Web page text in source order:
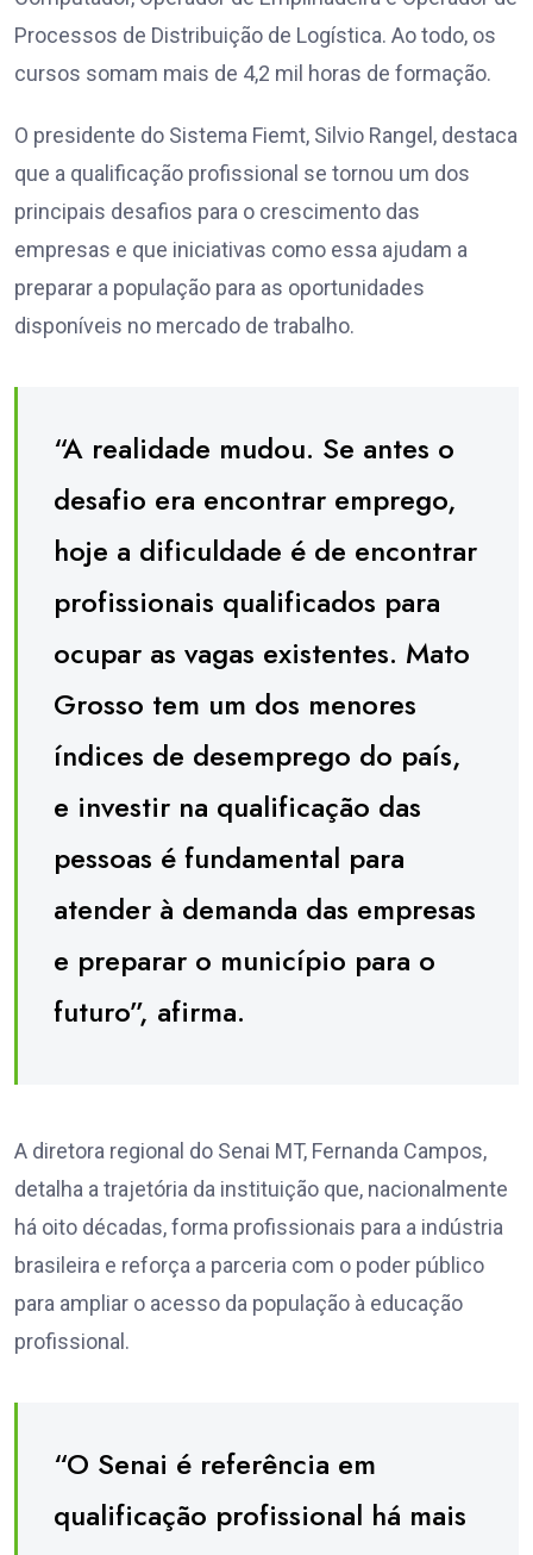
Processos de Distribuição de Logística. Ao todo, os
cursos somam mais de 4,2 mil horas de formação.
O presidente do Sistema Fiemt, Silvio Rangel, destaca
que a qualificação profissional se tornou um dos
principais desafios para o crescimento das
empresas e que iniciativas como essa ajudam a
preparar a população para as oportunidades
disponíveis no mercado de trabalho.
“A realidade mudou. Se antes o
desafio era encontrar emprego,
hoje a dificuldade é de encontrar
profissionais qualificados para
ocupar as vagas existentes. Mato
Grosso tem um dos menores
índices de desemprego do país,
e investir na qualificação das
pessoas é fundamental para
atender à demanda das empresas
e preparar o município para o
futuro”, afirma.
A diretora regional do Senai MT, Fernanda Campos,
detalha a trajetória da instituição que, nacionalmente
há oito décadas, forma profissionais para a indústria
brasileira e reforça a parceria com o poder público
para ampliar o acesso da população à educação
profissional.
“O Senai é referência em
qualificação profissional há mais